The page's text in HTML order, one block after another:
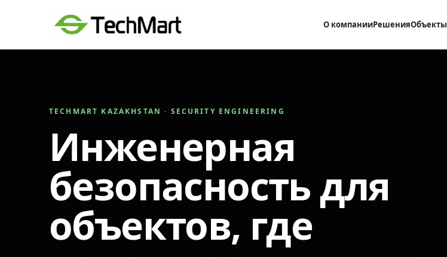
О компанииРешенияОбъекты
TECHMART KAZAKHSTAN · SECURITY ENGINEERING
Инженерная
безопасность для
объектов, где